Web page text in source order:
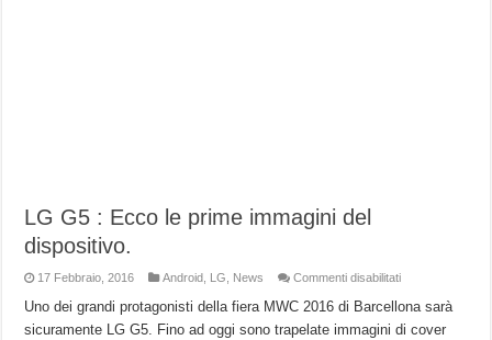
LG G5 : Ecco le prime immagini del
dispositivo.
17 Febbraio, 2016 Android LG News Commenti disabilitatisu
G5
:
Ecco
Uno dei grandi protagonisti della fiera MWC 2016 di Barcellona sarà
sicuramente LG G5. Fino ad oggi sono trapelate immagini di cover